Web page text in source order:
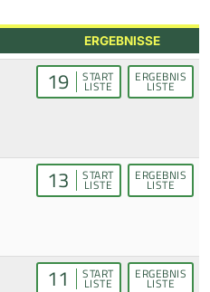
ERGEBNISSE
19 START
LISTE
ERGEBNIS
LISTE
13 START
LISTE
ERGEBNIS
LISTE
11 START
LISTE
ERGEBNIS
LISTE